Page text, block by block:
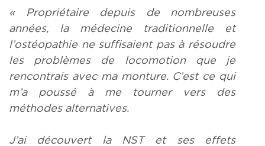
« Propriétaire depuis de nombreuses
années, la médecine traditionnelle et
l’ostéopathie ne suffisaient pas à résoudre
les problèmes de locomotion que je
rencontrais avec ma monture. C’est ce qui
m’a poussé à me tourner vers des
méthodes alternatives.
J’ai découvert la NST et ses effets